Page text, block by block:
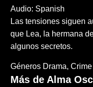
Audio: Spanish
Las tensiones siguen
que Lea, la hermana
algunos secretos.
Géneros Drama Crime
Más de Alma